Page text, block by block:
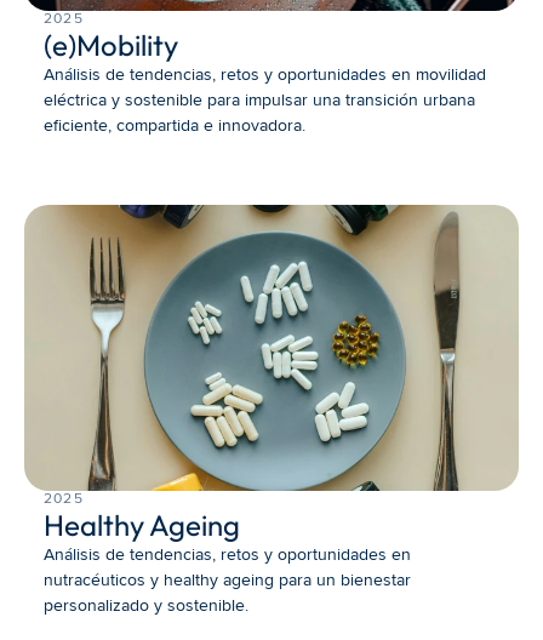
2025
(e)Mobility
Análisis de tendencias, retos y oportunidades en movilidad
eléctrica y sostenible para impulsar una transición urbana
eficiente, compartida e innovadora.
2025
Healthy Ageing
Análisis de tendencias, retos y oportunidades en
nutracéuticos y healthy ageing para un bienestar
personalizado y sostenible.